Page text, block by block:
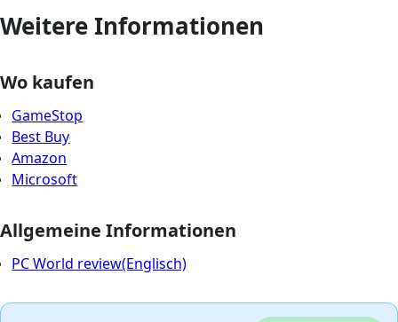
Weitere Informationen
Wo kaufen
GameStop
Best Buy
Amazon
Microsoft
Allgemeine Informationen
PC World review(Englisch)